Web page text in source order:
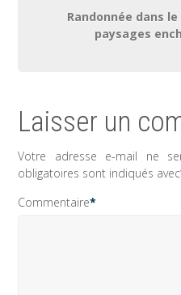
Randonnée dans
paysages
Laisser un
Votre adresse e-mail ne
obligatoires sont indiqués avec
Commentaire*